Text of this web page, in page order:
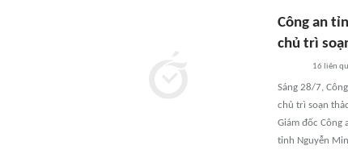
Công an
chủ trì
16 liên
Sáng 28/7,
chủ trì soạn
Giám đốc Công
tỉnh Nguyễn